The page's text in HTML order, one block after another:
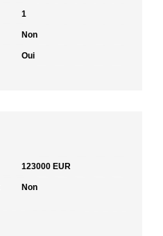
1
Non
Oui
123000 EUR
Non